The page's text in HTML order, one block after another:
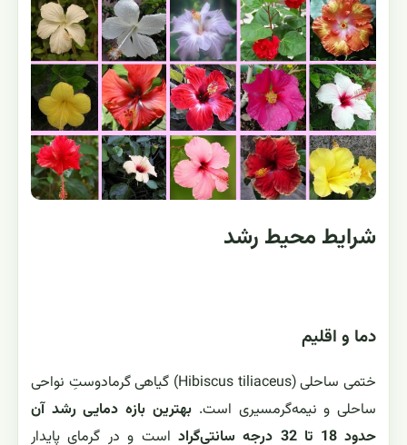
شرایط محیط رشد
دما و اقلیم
ختمی ساحلی (Hibiscus tiliaceus) گیاهی گرمادوستِ نواحی
ساحلی و نیمه‌گرمسیری است. بهترین بازه دمایی رشد آن
حدود 18 تا 32 درجه سانتی‌گراد
است و در گرمای پایدار